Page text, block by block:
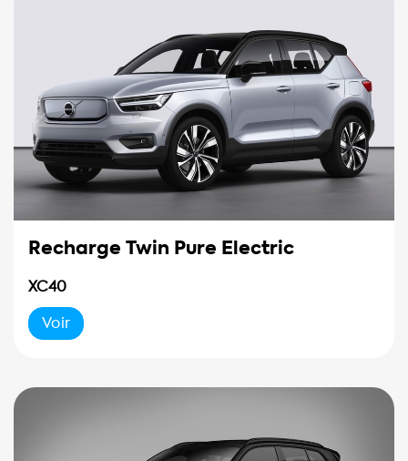
Recharge Twin Pure Electric
XC40
Voir